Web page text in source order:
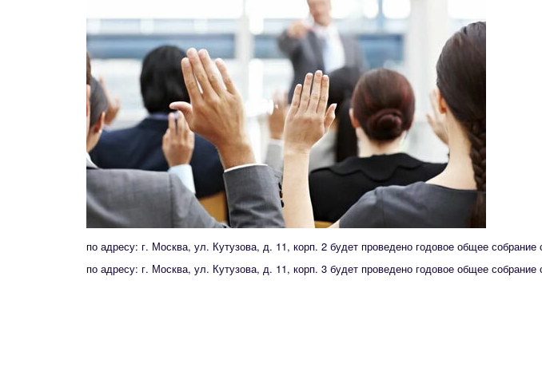
по адресу: г. Москва, ул. Кутузова, д. 11, корп. 2 будет проведено годовое общее
по адресу: г. Москва, ул. Кутузова, д. 11, корп. 3 будет проведено годовое общее